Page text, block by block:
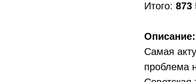
Итого: 873
Описание:
Самая
проблема